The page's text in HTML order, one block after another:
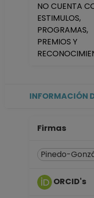
NO CUENTA
ESTIMULOS,
PROGRAMAS,
PREMIOS Y
INFORMACIÓN
Firmas
Pinedo-
ORCID's